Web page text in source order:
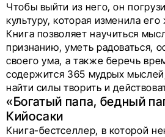
Чтобы выйти из него, он
культуру, которая изменила его
Книга позволяет научиться
признанию, уметь радоваться,
своего ума, а также беречь
содержится 365 мудрых
найти силы творить и
«Богатый папа, бедный
Кийосаки
Книга-бестселлер, в которой